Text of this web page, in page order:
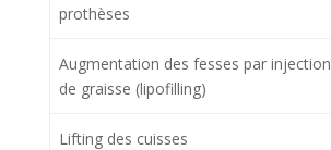
prothèses
Augmentation des fesses par injection
de graisse (lipofilling)
Lifting des cuisses